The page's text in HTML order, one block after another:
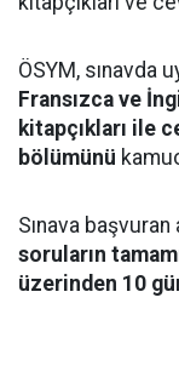
ÖSYM, sınavda
Fransızca ve
kitapçıkları ile
bölümünü
Sınava
soruların
üzerinden 10